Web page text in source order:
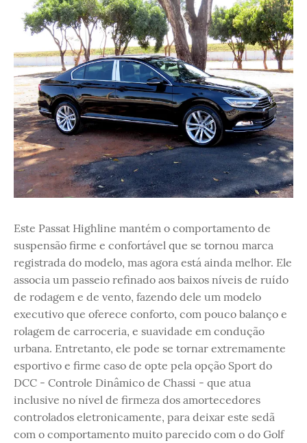
Este Passat Highline mantém o comportamento de
suspensão firme e confortável que se tornou marca
registrada do modelo, mas agora está ainda melhor. Ele
associa um passeio refinado aos baixos níveis de ruído
de rodagem e de vento, fazendo dele um modelo
executivo que oferece conforto, com pouco balanço e
rolagem de carroceria, e suavidade em condução
urbana. Entretanto, ele pode se tornar extremamente
esportivo e firme caso de opte pela opção Sport do
DCC - Controle Dinâmico de Chassi - que atua
inclusive no nível de firmeza dos amortecedores
controlados eletronicamente, para deixar este sedã
com o comportamento muito parecido com o do Golf